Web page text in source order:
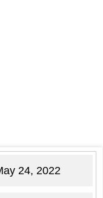
24, 2022